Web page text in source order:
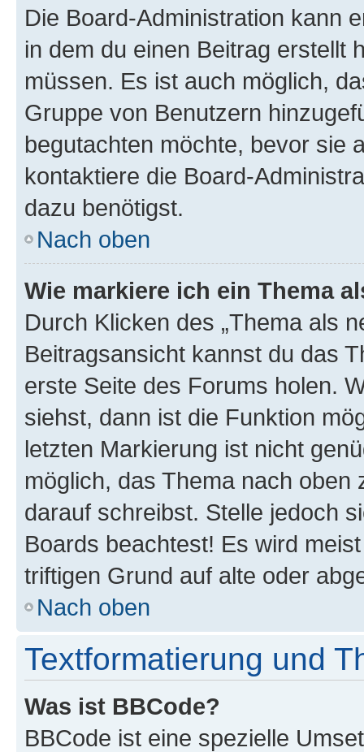
Die Board-Administration kann
in dem du einen Beitrag erstellt
müssen. Es ist auch möglich,
Gruppe von Benutzern
begutachten möchte, bevor sie
kontaktiere die Board-
dazu benötigst.
Nach oben
Wie markiere ich ein Thema
Durch Klicken des „Thema als
Beitragsansicht kannst du das
erste Seite des Forums holen.
siehst, dann ist die Funktion
letzten Markierung ist nicht
möglich, das Thema nach oben
darauf schreibst. Stelle jedoch
Boards beachtest! Es wird
triftigen Grund auf alte oder
Nach oben
Textformatierung und
Was ist BBCode?
BBCode ist eine spezielle